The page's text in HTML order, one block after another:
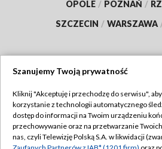
OPOLE / POZNAŃ /
SZCZECIN / WARSZAWA
TVP
Abonament TVP
Emisja w TVP
Regulamin
Szanujemy Twoją prywatność
Kliknij "Akceptuję i przechodzę do serwisu",
korzystanie z technologii automatycznego
dostęp do informacji na Twoim urządzeniu
przechowywanie oraz na przetwarzanie
nas, czyli Telewizję Polską S.A. w likwidacji